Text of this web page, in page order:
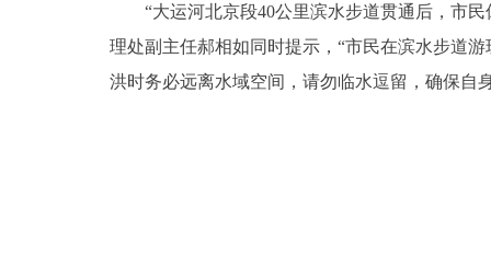
“大运河北京段40公里滨水步道贯通后，市民
理处副主任郝相如同时提示，“市民在滨水步道
洪时务必远离水域空间，请勿临水逗留，确保自